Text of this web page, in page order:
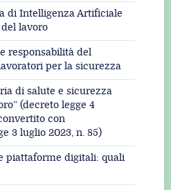
di Intelligenza Artificiale
lavoro
responsabilità del
per la sicurezza
di salute e sicurezza
(decreto legge 4
con
3 luglio 2023, n. 85)
piattaforme digitali: quali